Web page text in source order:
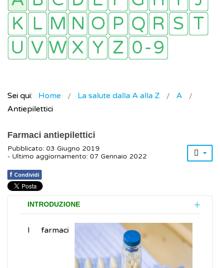
Sei qui: Home La salute dalla A alla Z
A
Antiepilettici
Farmaci antiepilettici
Pubblicato: 03 Giugno 2019
- Ultimo aggiornamento: 07 Gennaio 2022
f Condividi
INTRODUZIONE
I farmaci